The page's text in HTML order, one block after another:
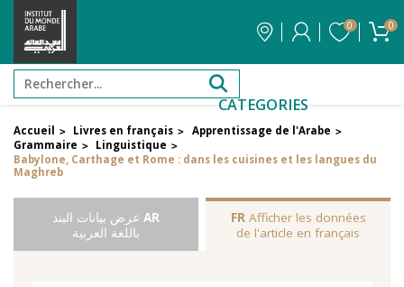
0 0
CATEGORIES
Accueil > Livres en français > Apprentissage de l'Arabe >
Grammaire > Linguistique >
Babylone, Carthage et Rome : dans les cuisines et les langues du
Maghreb
AR عرض بيانات البند
باللغة العربية
FRAfficher les données
de l'article en français